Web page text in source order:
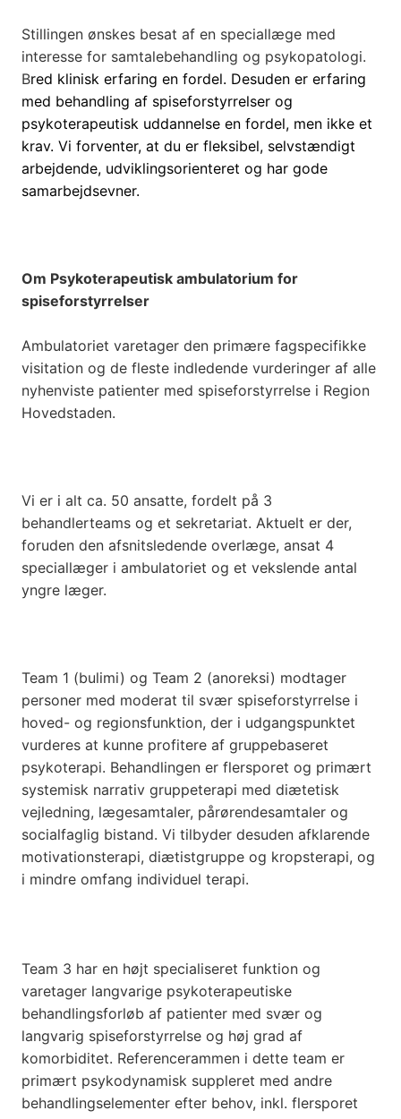
Stillingen ønskes besat af en speciallæge med
interesse for samtalebehandling og psykopatologi.
Bred klinisk erfaring en fordel. Desuden er erfaring
med behandling af spiseforstyrrelser og
psykoterapeutisk uddannelse en fordel, men ikke et
krav. Vi forventer, at du er fleksibel, selvstændigt
arbejdende, udviklingsorienteret og har gode
samarbejdsevner.
Om Psykoterapeutisk ambulatorium for
spiseforstyrrelser
Ambulatoriet varetager den primære fagspecifikke
visitation og de fleste indledende vurderinger af alle
nyhenviste patienter med spiseforstyrrelse i Region
Hovedstaden.
Vi er i alt ca. 50 ansatte, fordelt på 3
behandlerteams og et sekretariat. Aktuelt er der,
foruden den afsnitsledende overlæge, ansat 4
speciallæger i ambulatoriet og et vekslende antal
yngre læger.
Team 1 (bulimi) og Team 2 (anoreksi) modtager
personer med moderat til svær spiseforstyrrelse i
hoved- og regionsfunktion, der i udgangspunktet
vurderes at kunne profitere af gruppebaseret
psykoterapi. Behandlingen er flersporet og primært
systemisk narrativ gruppeterapi med diætetisk
vejledning, lægesamtaler, pårørendesamtaler og
socialfaglig bistand. Vi tilbyder desuden afklarende
motivationsterapi, diætistgruppe og kropsterapi, og
i mindre omfang individuel terapi.
Team 3 har en højt specialiseret funktion og
varetager langvarige psykoterapeutiske
behandlingsforløb af patienter med svær og
langvarig spiseforstyrrelse og høj grad af
komorbiditet. Referencerammen i dette team er
primært psykodynamisk suppleret med andre
behandlingselementer efter behov, inkl. flersporet